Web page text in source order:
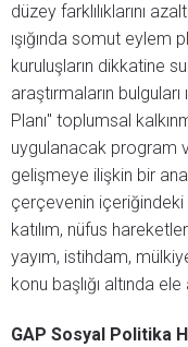
düzey farklılıklarını
ışığında somut eylem
kuruluşların dikkatine
araştırmaların
Planı" toplumsal
uygulanacak program
gelişmeye ilişkin bir
çerçevenin içeriğindeki
katılım, nüfus
yayım, istihdam,
konu başlığı altında ele
GAP Sosyal Politika